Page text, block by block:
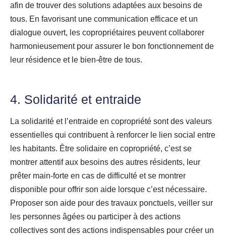
afin de trouver des solutions adaptées aux besoins de
tous. En favorisant une communication efficace et un
dialogue ouvert, les copropriétaires peuvent collaborer
harmonieusement pour assurer le bon fonctionnement de
leur résidence et le bien-être de tous.
4. Solidarité et entraide
La solidarité et l’entraide en copropriété sont des valeurs
essentielles qui contribuent à renforcer le lien social entre
les habitants. Être solidaire en copropriété, c’est se
montrer attentif aux besoins des autres résidents, leur
prêter main-forte en cas de difficulté et se montrer
disponible pour offrir son aide lorsque c’est nécessaire.
Proposer son aide pour des travaux ponctuels, veiller sur
les personnes âgées ou participer à des actions
collectives sont des actions indispensables pour créer un